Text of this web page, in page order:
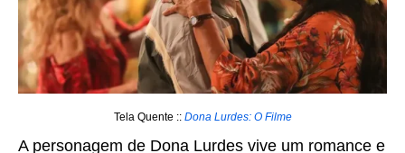
Tela Quente :: Dona Lurdes: O Filme
A personagem de Dona Lurdes vive um romance e